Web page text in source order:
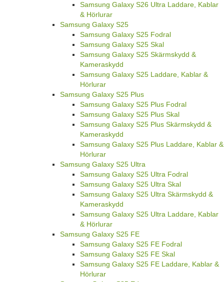
Samsung Galaxy S26 Ultra Laddare, Kablar
& Hörlurar
Samsung Galaxy S25
Samsung Galaxy S25 Fodral
Samsung Galaxy S25 Skal
Samsung Galaxy S25 Skärmskydd &
Kameraskydd
Samsung Galaxy S25 Laddare, Kablar &
Hörlurar
Samsung Galaxy S25 Plus
Samsung Galaxy S25 Plus Fodral
Samsung Galaxy S25 Plus Skal
Samsung Galaxy S25 Plus Skärmskydd &
Kameraskydd
Samsung Galaxy S25 Plus Laddare, Kablar &
Hörlurar
Samsung Galaxy S25 Ultra
Samsung Galaxy S25 Ultra Fodral
Samsung Galaxy S25 Ultra Skal
Samsung Galaxy S25 Ultra Skärmskydd &
Kameraskydd
Samsung Galaxy S25 Ultra Laddare, Kablar
& Hörlurar
Samsung Galaxy S25 FE
Samsung Galaxy S25 FE Fodral
Samsung Galaxy S25 FE Skal
Samsung Galaxy S25 FE Laddare, Kablar &
Hörlurar